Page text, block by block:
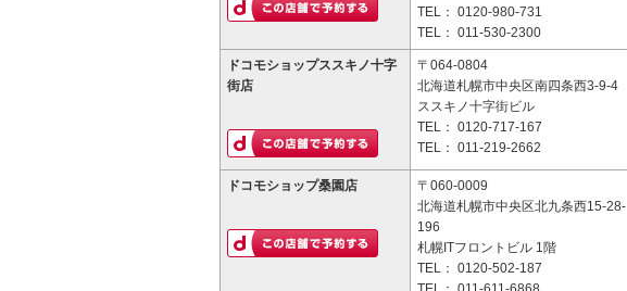
TEL： 0120-980-731
TEL： 011-530-2300
ドコモショップススキノ十字
街店
〒064-0804
北海道札幌市中央区南四条西3-9-4
ススキノ十字街ビル
TEL： 0120-717-167
TEL： 011-219-2662
ドコモショップ桑園店
〒060-0009
北海道札幌市中央区北九条西15-28-
196
札幌ITフロントビル 1階
TEL： 0120-502-187